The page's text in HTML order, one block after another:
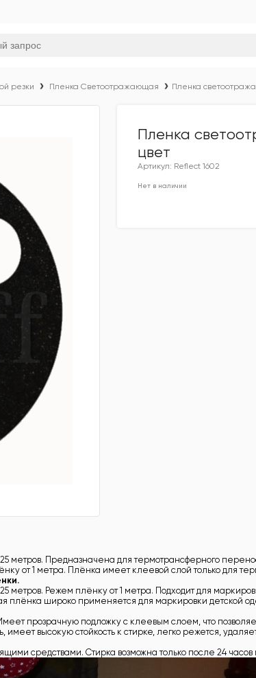
резки Пленка Светоотражающая Пленка
Пленка
цвет
Артикул: Reflect 1602
Нет в наличии
метров. Предназначена для термотрансферного
от 1 метра. Плёнка имеет клеевой слой только для
метров. Режем плёнку от 1 метра. Подходит для
широко применяется для маркировки детской
прозрачную подложку с клеевым слоем, что
высокую стойкость к стирке, легко режется,
средствами. Стирка возможна только после 24